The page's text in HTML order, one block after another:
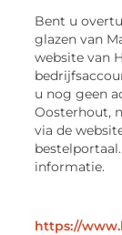
Bent u
glazen van
website van
u nog geen
Oosterhout,
via de
informatie.
https://